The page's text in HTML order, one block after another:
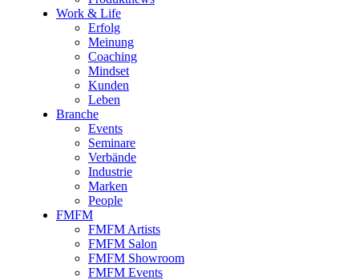
Work & Life
Erfolg
Meinung
Coaching
Mindset
Kunden
Leben
Branche
Events
Seminare
Verbände
Industrie
Marken
People
FMFM
FMFM Artists
FMFM Salon
FMFM Showroom
FMFM Events